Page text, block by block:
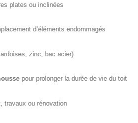
plates ou inclinées
d’éléments endommagés
zinc, bac acier)
pour prolonger la durée de vie du toit
travaux ou rénovation